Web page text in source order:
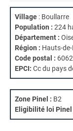
Village : Boullarre
Population : 224
Département :
Région : Hauts-
Code postal :
EPCI: Cc du pays
Zone Pinel : B2
Eligibilité loi Pinel